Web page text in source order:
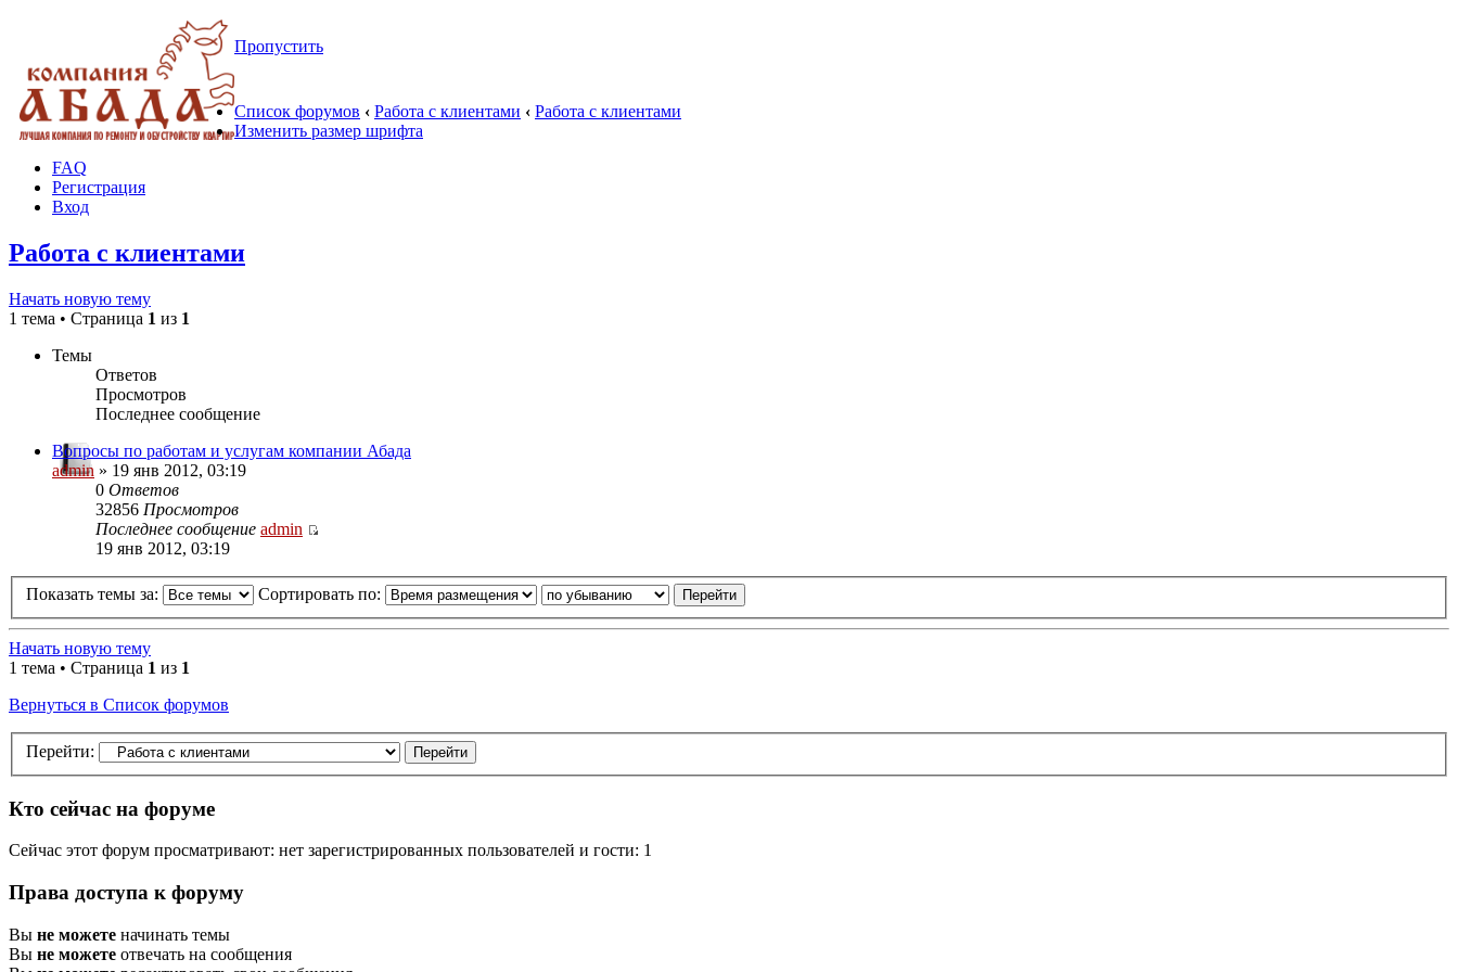
Пропустить
Список форумов ‹ Работа с клиентами ‹ Работа с клиентами
Изменить размер шрифта
FAQ
Регистрация
Вход
Работа с клиентами
Начать новую тему
1 тема • Страница 1 из 1
Темы
Ответов
Просмотров
Последнее сообщение
Вопросы по работам и услугам компании Абада
admin » 19 янв 2012, 03:19
0 Ответов
32856 Просмотров
Последнее сообщение admin
19 янв 2012, 03:19
Показать темы за: Сортировать по:
Начать новую тему
1 тема • Страница 1 из 1
Вернуться в Список форумов
Перейти:
Кто сейчас на форуме
Сейчас этот форум просматривают: нет зарегистрированных пользователей и гости: 1
Права доступа к форуму
Вы не можете начинать темы
Вы не можете отвечать на сообщения